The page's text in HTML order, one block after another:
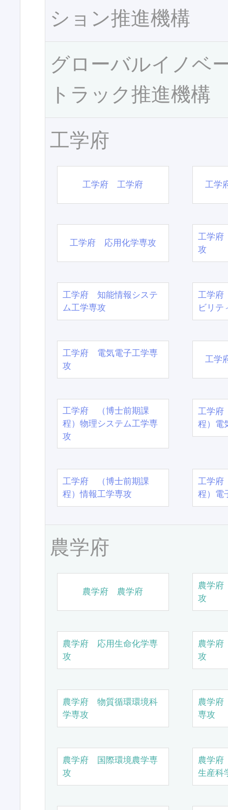
ション推進機構
グローバルイノベ
トラック推進機構
工学府
工学府 工学府 工学
工学府 応用化学専攻
工学府
攻
工学府 知能情報システ
ム工学専攻
工学府
ビリテ
工学府 電気電子工学専
攻
工学
工学府 （博士前期課
程）物理システム工学専
攻
工学
程）電
工学府 （博士前期課
程）情報工学専攻
工学
程）電
農学府
農学府 農学府
農学
攻
農学府 応用生命化学専
攻
農学
攻
農学府 物質循環環境科
学専攻
農学
専攻
農学府 国際環境農学専
攻
農学
生産科